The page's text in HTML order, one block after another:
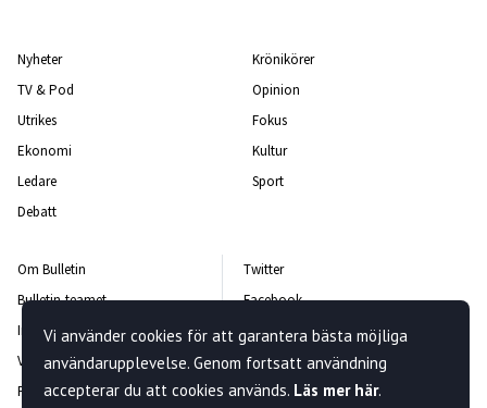
Nyheter
TV & Pod
Utrikes
Ekonomi
Ledare
Debatt
Krönikörer
Opinion
Fokus
Kultur
Sport
Om Bulletin
Bulletin-teamet
Integritetspolicy
Vanliga frågor och svar
Rättelsepolicy
Twitter
Facebook
Instagram
Kontakta oss
Nyhetsbrev
Vi använder cookies för att garantera bästa möjliga
användarupplevelse. Genom fortsatt användning
accepterar du att cookies används. Läs mer här.